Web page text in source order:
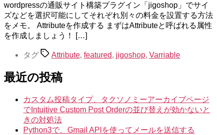
wordpressの通販サイト構築プラグイン「jigoshop」でサイ
ズなどを選択可能にしてそれぞれ別々の料金を設置する方法
をメモ。 Attributeを作成する まずはAttributeと呼ばれる属性
を作成しましょう！ […]
タグ Attribute, featured, jigoshop, Varriable
最近の投稿
カスタム投稿タイプ、タクソノミーアーカイブページ
でIntuitive Custom Post Orderの並び替えが効かないと
きの対処法
Python3で、Gmail APIを使ってメールを送信する